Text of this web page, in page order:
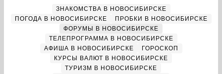
ЗНАКОМСТВА В НОВОСИБИРСКЕ
ПОГОДА В НОВОСИБИРСКЕ
ПРОБКИ В НОВОСИБИРСКЕ
ФОРУМЫ В НОВОСИБИРСКЕ
ТЕЛЕПРОГРАММА В НОВОСИБИРСКЕ
АФИША В НОВОСИБИРСКЕ
ГОРОСКОП
КУРСЫ ВАЛЮТ В НОВОСИБИРСКЕ
ТУРИЗМ В НОВОСИБИРСКЕ